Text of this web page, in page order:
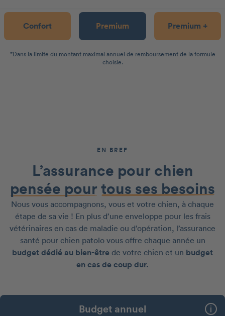
Confort Premium Premium +
*Dans la limite du montant maximal annuel de remboursement de la formule
choisie.
EN BREF
L’assurance pour chien
pensée pour tous ses besoins
Nous vous accompagnons, vous et votre chien, à chaque
étape de sa vie ! En plus d’une enveloppe pour les frais
vétérinaires en cas de maladie ou d’opération, l’assurance
santé pour chien patolo vous offre chaque année un
budget dédié au bien-être de votre chien et un budget
en cas de coup dur.
Budget annuel